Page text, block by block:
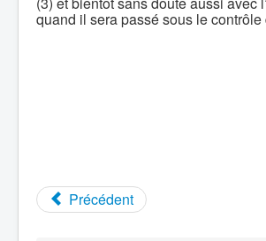
quand il sera passé sous le contrôle
Précédent